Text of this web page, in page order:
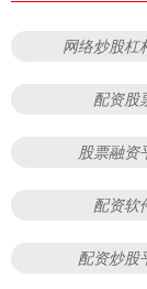
网络炒股杠
配资股
股票融资
配资软
配资炒股